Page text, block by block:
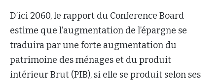
D’ici 2060, le rapport du Conference Board
estime que l’augmentation de l’épargne se
traduira par une forte augmentation du
patrimoine des ménages et du produit
intérieur Brut (PIB), si elle se produit selon ses